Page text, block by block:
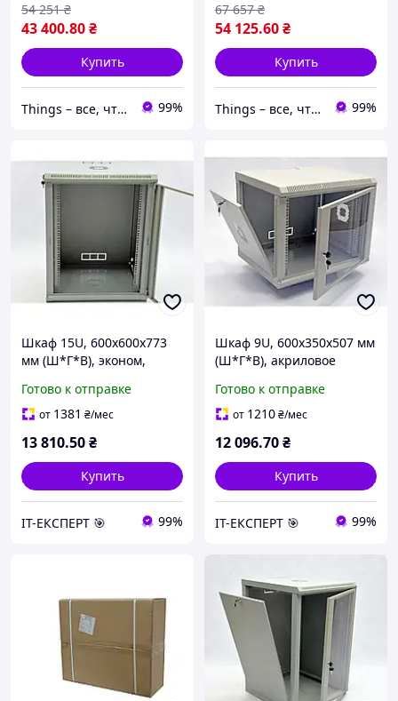
43 400.80₴
54 251 ₴
Купить
Things – все, что нужно, под рукой 99%
54 125.60₴
67 657 ₴
Купить
Things – все, что нужно, под рукой 99%
Шкаф 15U, 600х600х773
мм (Ш*Г*В), эконом,
Готово к отправке
от 1381 ₴/мес
13 810.50₴
Купить
ІТ-ЕКСПЕРТ 🎯 99%
Шкаф 9U, 600х350х507 мм
(Ш*Г*В), акриловое
Готово к отправке
от 1210₴/мес
12 096.70₴
Купить
ІТ-ЕКСПЕРТ 🎯 99%